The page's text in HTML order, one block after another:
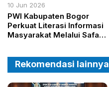
10 Jun 2026
PWI Kabupaten Bogor
Perkuat Literasi Informasi
Masyarakat Melalui Safari
Rekomendasi lainnya